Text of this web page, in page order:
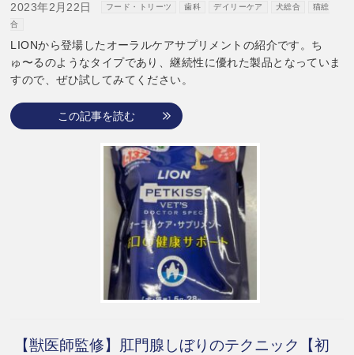
2023年2月22日 フード・トリーツ 歯科 デイリーケア 犬総合
猫総
合
LIONから登場したオーラルケアサプリメントの紹介です。ち
ゅ〜るのようなタイプであり、継続性に優れた製品となっていま
すので、ぜひ試してみてください。
この記事を読む
【獣医師監修】肛門腺しぼりのテクニック【初